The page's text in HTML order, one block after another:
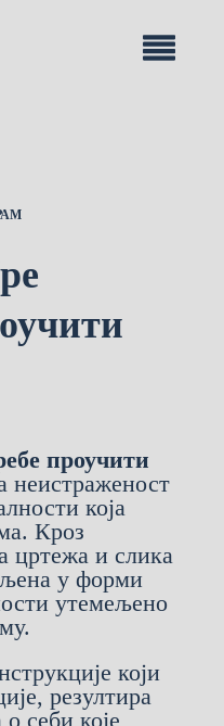
проучити
неистраженост
која
Кроз
цртежа и слика
у форми
утемељено
који
резултира
себи које